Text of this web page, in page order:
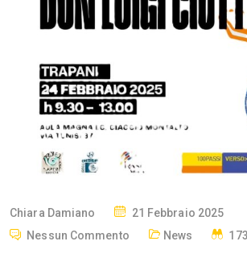
Chiara Damiano
P
21 Febbraio 2025
Nessun Commento
News